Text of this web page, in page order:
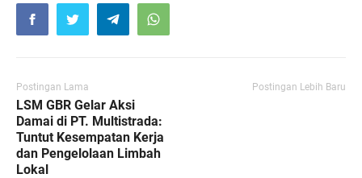
Postingan Lama
LSM GBR Gelar Aksi
Damai di PT. Multistrada:
Tuntut Kesempatan Kerja
dan Pengelolaan Limbah
Lokal
Postingan Lebih Baru